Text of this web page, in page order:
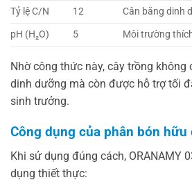
Tỷ lệ C/N
12
Cân bằng dinh
pH (H₂O)
5 Môi trường
Nhờ công thức này, cây trồng
dinh dưỡng mà còn được hỗ trợ tối
sinh trưởng.
Công dụng của phân bón hữu
Khi sử dụng đúng cách, ORANAMY
dụng thiết thực: